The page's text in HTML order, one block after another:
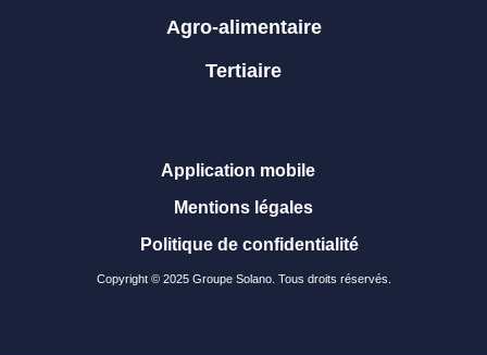
Agro-alimentaire
Tertiaire
Copyright © 2025 Groupe Solano. Tous droits réservés.
Application mobile
Mentions légales
Politique de confidentialité